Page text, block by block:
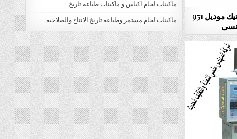
ألة تعبئة بودرة نصف أوتوماتيك موديل 951
ماكينات لحام اكياس و ماكينات طباعة تاريخ
ماكينات لحام مستمر وطباعه تاريخ الانتاج والصلاحية